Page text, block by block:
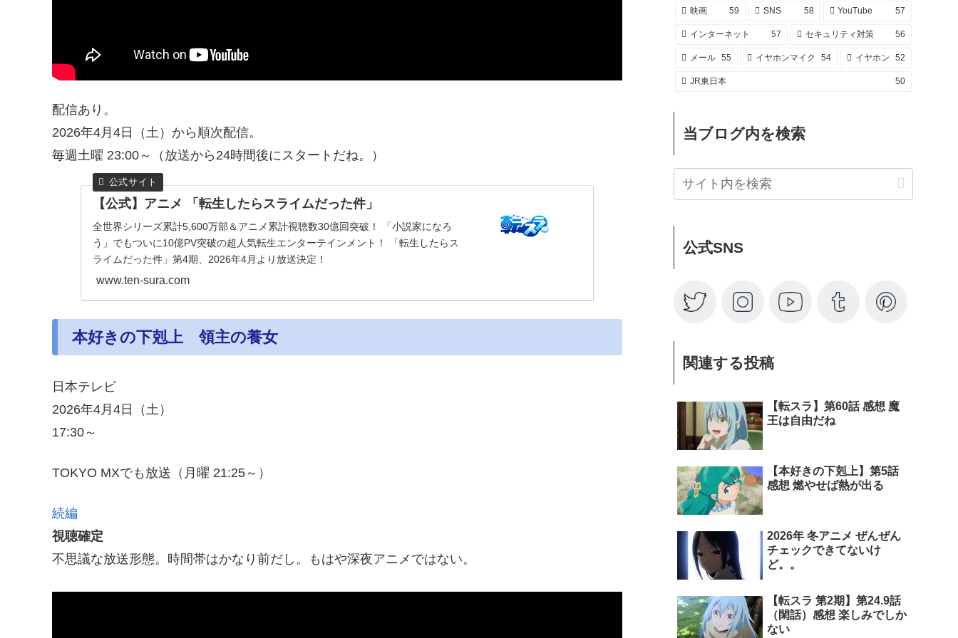
配信あり。
2026年4月4日（土）から順次配信。
毎週土曜 23:00～（放送から24時間後にスタートだね。）
【公式】アニメ 「転生したらスライムだった件」
全世界シリーズ累計5,600万部＆アニメ累計視聴数30億回突破！ 「小説家になろ
う」でもついに10億PV突破の超人気転生エンターテインメント！ 「転生したらス
ライムだった件」第4期、2026年4月より放送決定！
www.ten-sura.com
本好きの下剋上 領主の養女
日本テレビ
2026年4月4日（土）
17:30～
TOKYO MXでも放送（月曜 21:25～）
続編
視聴確定
不思議な放送形態。時間帯はかなり前だし。もはや深夜アニメではない。
映画 59 SNS 58 YouTube 57
インターネット 57 セキュリティ対策 56
メール 55 イヤホンマイク 54 イヤホン 52
JR東日本 50
当ブログ内を検索
公式SNS
関連する投稿
【転スラ】第60話 感想 魔
王は自由だね
【本好きの下剋上】第5話
感想 燃やせば熱が出る
2026年 冬アニメ ぜんぜん
チェックできてないけ
ど。。
【転スラ 第2期】第24.9話
（閑話）感想 楽しみでしか
ない